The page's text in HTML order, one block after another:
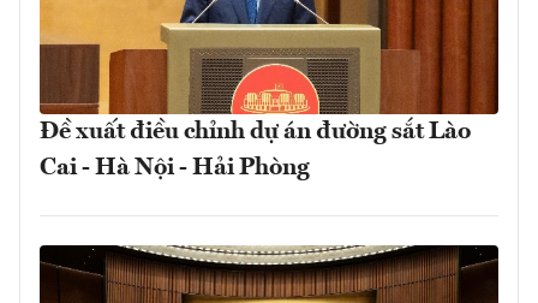
Đề xuất điều chỉnh dự án đường sắt Lào
Cai - Hà Nội - Hải Phòng